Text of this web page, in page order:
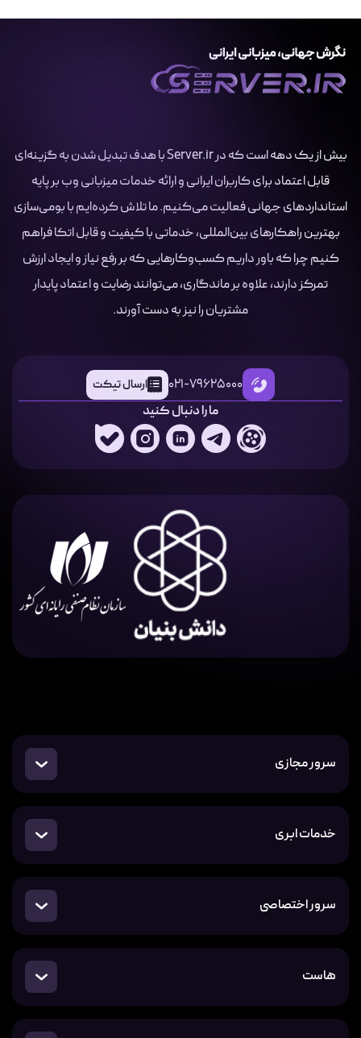
بیش از یک دهه است که در Server.ir با هدف تبدیل شدن به گزینه‌ای
قابل اعتماد برای کاربران ایرانی و ارائه خدمات میزبانی وب بر پایه
استانداردهای جهانی فعالیت می‌کنیم. ما تلاش کرده‌ایم با بومی‌سازی
بهترین راهکارهای بین‌المللی، خدماتی با کیفیت و قابل اتکا فراهم
کنیم چرا که باور داریم کسب‌وکارهایی که بر رفع نیاز و ایجاد ارزش
تمرکز دارند، علاوه بر ماندگاری، می‌توانند رضایت و اعتماد پایدار
مشتریان را نیز به دست آورند.
021-79625000 ارسال تیکت
ما را دنبال کنید
سرور مجازی
خدمات ابری
سرور اختصاصی
هاست